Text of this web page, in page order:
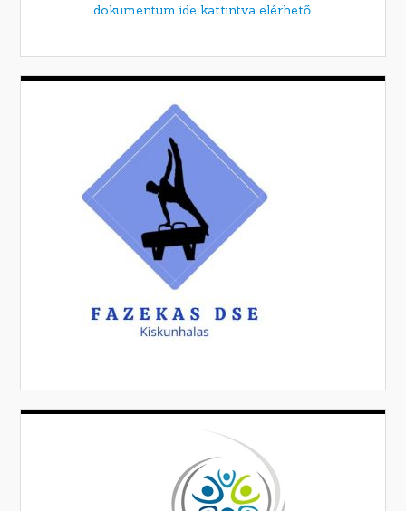
dokumentum ide kattintva elérhető.